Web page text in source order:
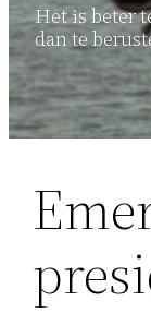
Het is beter
dan te